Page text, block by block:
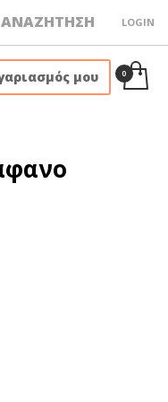
ΑΝΑΖΗΤΗΣΗ LOGIN
μου